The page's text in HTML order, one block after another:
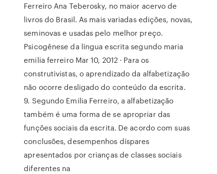
Ferreiro Ana Teberosky, no maior acervo de
livros do Brasil. As mais variadas edições, novas,
seminovas e usadas pelo melhor preço.
Psicogênese da língua escrita segundo maria
emilia ferreiro Mar 10, 2012 · Para os
construtivistas, o aprendizado da alfabetização
não ocorre desligado do conteúdo da escrita.
9. Segundo Emilia Ferreiro, a alfabetização
também é uma forma de se apropriar das
funções sociais da escrita. De acordo com suas
conclusões, desempenhos díspares
apresentados por crianças de classes sociais
diferentes na